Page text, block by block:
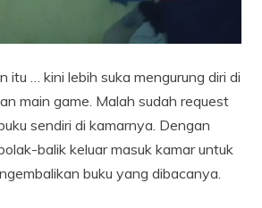
itu … kini lebih suka mengurung diri di
main game. Malah sudah request
sendiri di kamarnya. Dengan
balik keluar masuk kamar untuk
buku yang dibacanya.